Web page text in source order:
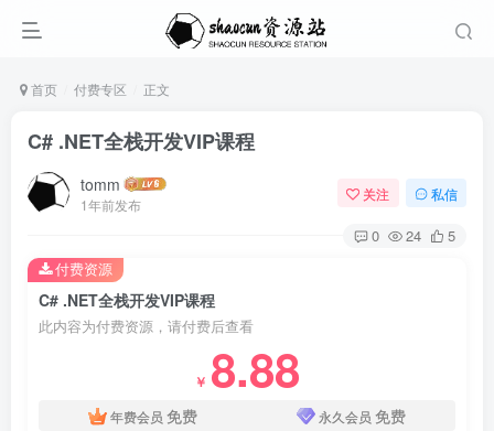
首页 付费专区 正文
C# .NET全栈开发VIP课程
tomm
1年前发布
关注 私信
0 24 5
C# .NET全栈开发VIP课程
此内容为付费资源，请付费后查看
￥ 8.88
年费会员 免费 永久会员 免费
付费资源